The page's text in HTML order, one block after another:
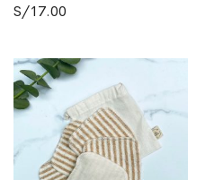
S/17.00